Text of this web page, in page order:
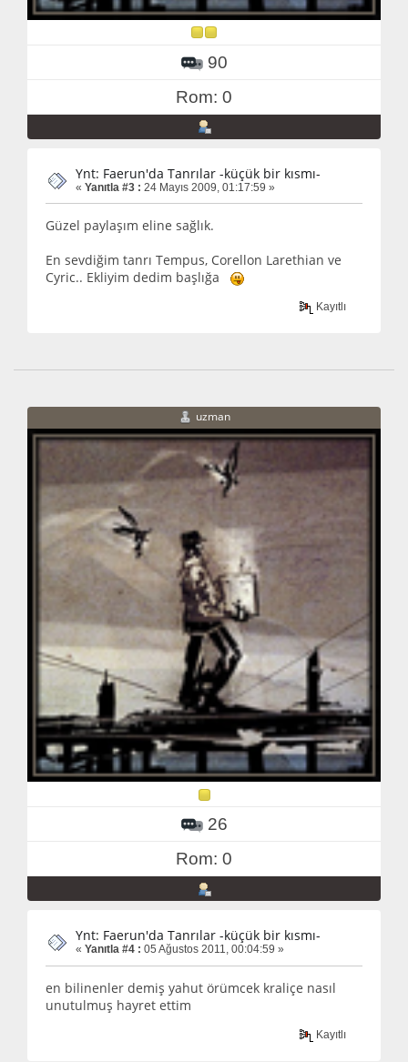
90
Rom: 0
Ynt: Faerun'da Tanrılar -küçük bir kısmı-
« Yanıtla #3 : 24 Mayıs 2009, 01:17:59 »
Güzel paylaşım eline sağlık.
En sevdiğim tanrı Tempus, Corellon Larethian ve
Cyric.. Ekliyim dedim başlığa
Kayıtlı
uzman
26
Rom: 0
Ynt: Faerun'da Tanrılar -küçük bir kısmı-
« Yanıtla #4 : 05 Ağustos 2011, 00:04:59 »
en bilinenler demiş yahut örümcek kraliçe nasıl
unutulmuş hayret ettim
Kayıtlı